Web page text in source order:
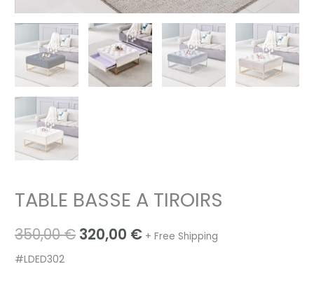
TABLE BASSE A TIROIRS
350,00€ 320,00 € + Free Shipping
#LDED302